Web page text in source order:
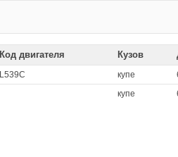
Код двигателя Кузов
L539C купе
купе